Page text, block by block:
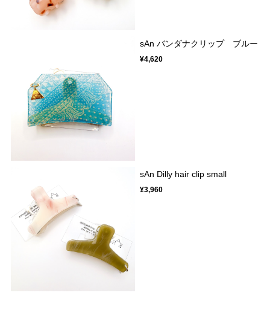
sAn バンダナクリップ ブルー
¥4,620
sAn Dilly hair clip small
¥3,960